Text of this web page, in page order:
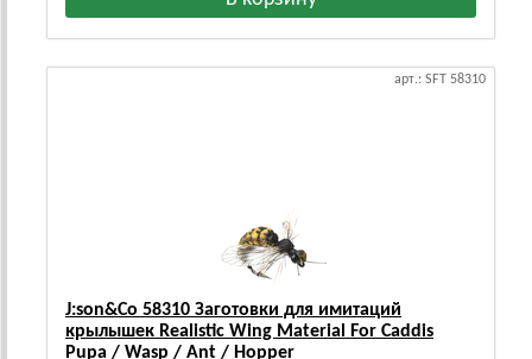
арт.: SFT 58310
J:son&Co 58310 Заготовки для имитаций
крылышек Realistic Wing Material For Caddis
Pupa / Wasp / Ant / Hopper